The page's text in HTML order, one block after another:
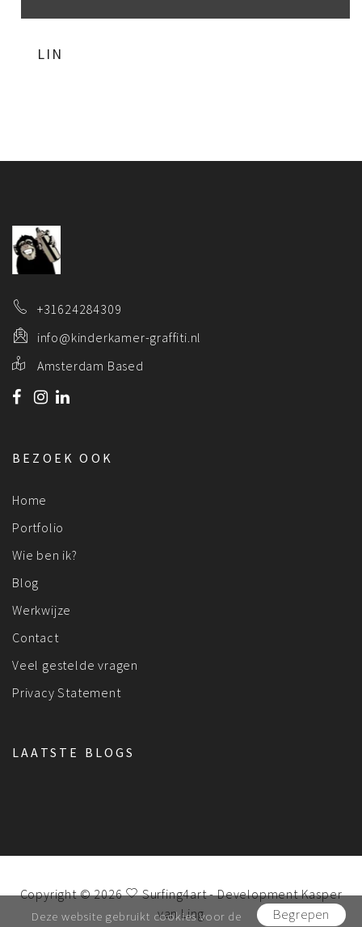
LIN
+31624284309
info@kinderkamer-graffiti.nl
Amsterdam Based
BEZOEK OOK
Home
Portfolio
Wie ben ik?
Blog
Werkwijze
Contact
Veel gestelde vragen
Privacy Statement
LAATSTE BLOGS
Copyright © 2026 Surfing4art- DevelopmentKasper
van Ling
Begrepen
Deze website gebruikt cookies voor de